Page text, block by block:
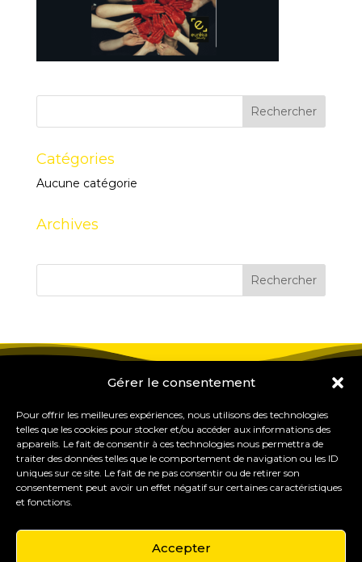
Gérer le consentement
Pour offrir les meilleures expériences, nous utilisons des technologies
telles que les cookies pour stocker et/ou accéder aux informations des
appareils. Le fait de consentir à ces technologies nous permettra de
traiter des données telles que le comportement de navigation ou les ID
uniques sur ce site. Le fait de ne pas consentir ou de retirer son
consentement peut avoir un effet négatif sur certaines caractéristiques
et fonctions.
Accepter
Catégories
Aucune catégorie
Archives